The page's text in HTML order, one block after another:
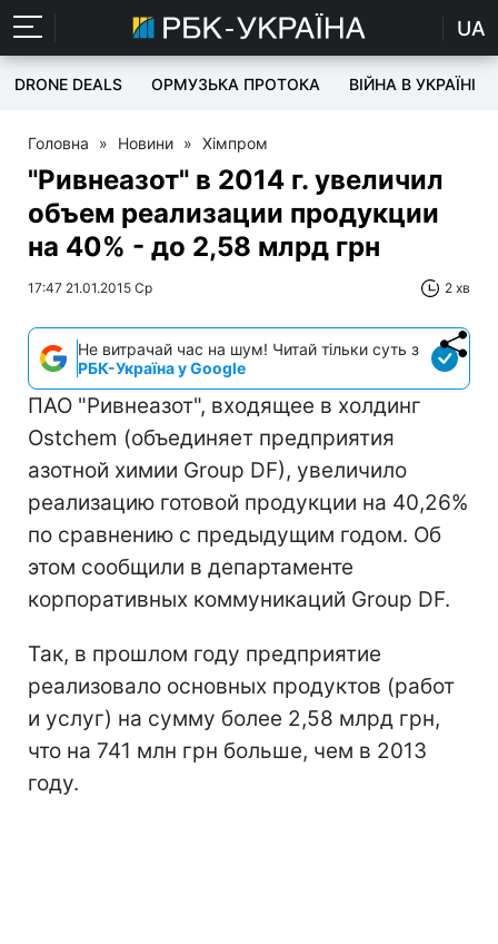
UA
DRONE DEALS ОРМУЗЬКА ПРОТОКА ВІЙНА В УКРАЇНІ
Головна » Новини » Хімпром
"Ривнеазот" в 2014 г. увеличил
объем реализации продукции
на 40% - до 2,58 млрд грн
17:47 21.01.2015 Ср 2 хв
Не витрачай час на шум! Читай тільки суть з
РБК-Україна у Google
ПАО "Ривнеазот", входящее в холдинг
Ostchem (объединяет предприятия
азотной химии Group DF), увеличило
реализацию готовой продукции на 40,26%
по сравнению с предыдущим годом. Об
этом сообщили в департаменте
корпоративных коммуникаций Group DF.
Так, в прошлом году предприятие
реализовало основных продуктов (работ
и услуг) на сумму более 2,58 млрд грн,
что на 741 млн грн больше, чем в 2013
году.